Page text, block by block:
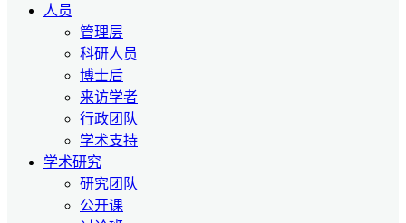
人员
管理层
科研人员
博士后
来访学者
行政团队
学术支持
学术研究
研究团队
公开课